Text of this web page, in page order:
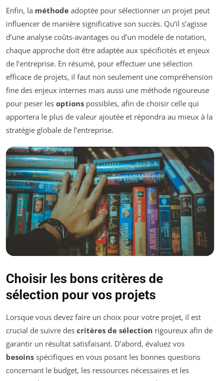
Enfin, la méthode adoptée pour sélectionner un projet peut
influencer de manière significative son succès. Qu’il s’agisse
d’une analyse coûts-avantages ou d’un modèle de notation,
chaque approche doit être adaptée aux spécificités et enjeux
de l’entreprise. En résumé, pour effectuer une sélection
efficace de projets, il faut non seulement une compréhension
fine des enjeux internes mais aussi une méthode rigoureuse
pour peser les options possibles, afin de choisir celle qui
apportera le plus de valeur ajoutée et répondra au mieux à la
stratégie globale de l’entreprise.
Choisir les bons critères de
sélection pour vos projets
Lorsque vous devez faire un choix pour votre projet, il est
crucial de suivre des critères de sélection rigoureux afin de
garantir un résultat satisfaisant. D’abord, évaluez vos
besoins spécifiques en vous posant les bonnes questions
concernant le budget, les ressources nécessaires et les